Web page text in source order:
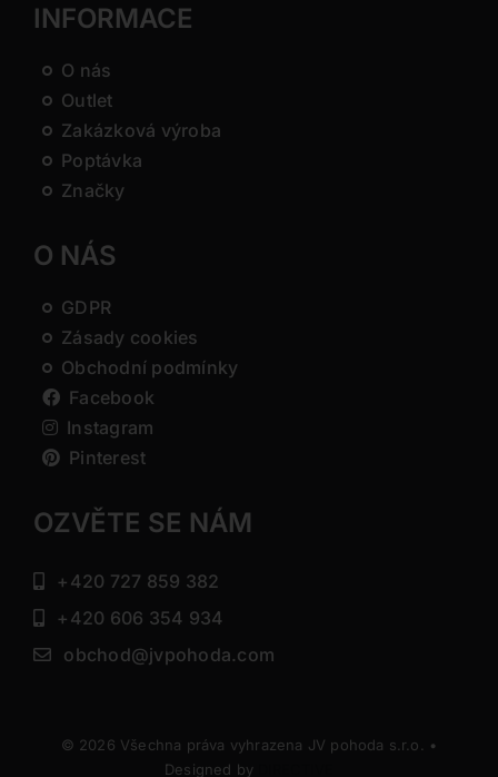
INFORMACE
O nás
Outlet
Zakázková výroba
Poptávka
Značky
O NÁS
GDPR
Zásady cookies
Obchodní podmínky
Facebook
Instagram
Pinterest
OZVĚTE SE NÁM
+420 727 859 382
+420 606 354 934
obchod@jvpohoda.com
© 2026 Všechna práva vyhrazena JV pohoda s.r.o. •
Designed by